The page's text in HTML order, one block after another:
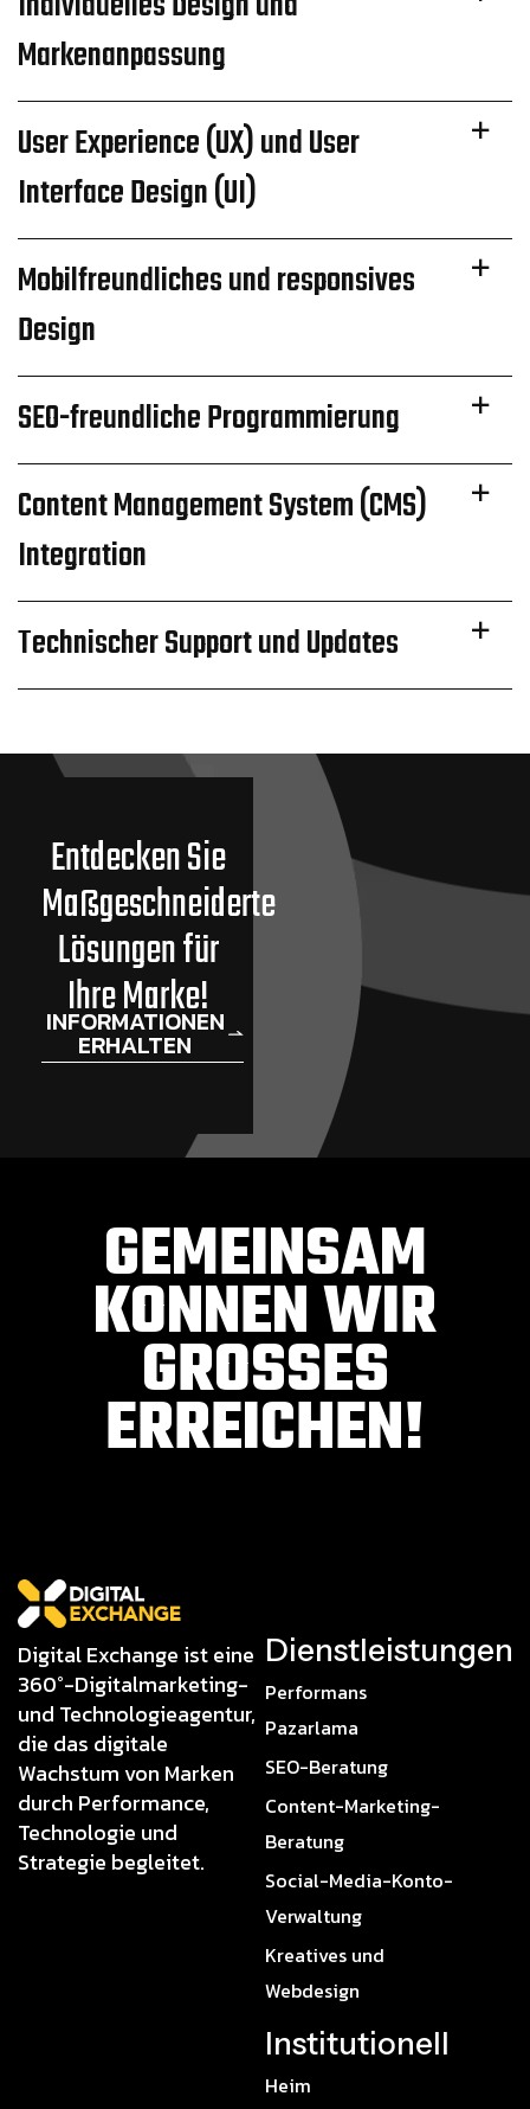
Markenanpassung
User Experience (UX) und User
Interface Design (UI)
Mobilfreundliches und responsives
Design
SEO-freundliche Programmierung
Content Management System (CMS)
Integration
Technischer Support und Updates
Entdecken Sie
Maßgeschneiderte
Lösungen für
Ihre Marke!
INFORMATIONEN
ERHALTEN
GEMEINSAM
KONNEN WIR
GROSSES E
RREICHEN!
Digital Exchange ist eine
360°-Digitalmarketing-
und Technologieagentur,
die das digitale
Wachstum von Marken
durch Performance,
Technologie und
Strategie begleitet.
Dienstleistungen
Performans
Pazarlama
SEO-Beratung
Content-Marketing-
Beratung
Social-Media-Konto-
Verwaltung
Kreatives und
Webdesign
Institutionell
Heim